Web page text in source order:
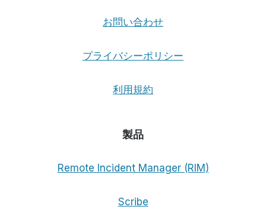
お問い合わせ
プライバシーポリシー
利用規約
製品
Remote Incident Manager (RIM)
Scribe